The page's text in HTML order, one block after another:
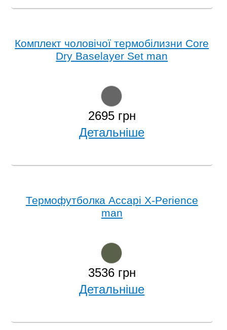
Комплект чоловічої термобілизни Core
Dry Baselayer Set man
2695 грн
Детальніше
Термофутболка Accapi X-Perience
man
3536 грн
Детальніше